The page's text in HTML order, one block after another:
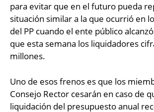
para evitar que en el futuro pueda
situación similar a la que ocurrió en
del PP cuando el ente público
que esta semana los liquidadores
millones.
Uno de esos frenos es que los
Consejo Rector cesarán en caso de
liquidación del presupuesto anual